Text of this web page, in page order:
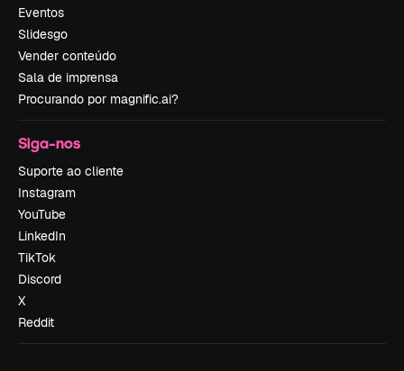
Eventos
Slidesgo
Vender conteúdo
Sala de imprensa
Procurando por magnific.ai?
Siga-nos
Suporte ao cliente
Instagram
YouTube
LinkedIn
TikTok
Discord
X
Reddit